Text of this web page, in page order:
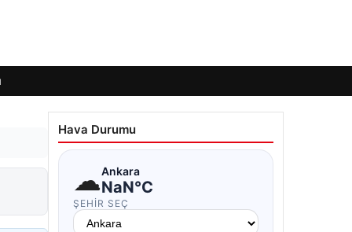
Hava Durumu
☁Ankara
NaN°C
ŞEHIR SEÇ